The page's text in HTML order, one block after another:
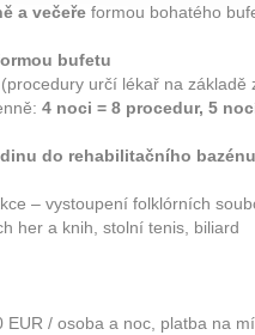
a večeře formou bohatého
bufetu
(procedury určí lékař na základě
4 noci = 8 procedur, 5
do rehabilitačního bazénu
– vystoupení folklórních
her a knih, stolní tenis, biliard
EUR / osoba a noc, platba na